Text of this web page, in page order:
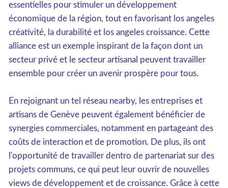
essentielles pour stimuler un développement
économique de la région, tout en favorisant los angeles
créativité, la durabilité et los angeles croissance. Cette
alliance est un exemple inspirant de la façon dont un
secteur privé et le secteur artisanal peuvent travailler
ensemble pour créer un avenir prospère pour tous.
En rejoignant un tel réseau nearby, les entreprises et
artisans de Genève peuvent également bénéficier de
synergies commerciales, notamment en partageant des
coûts de interaction et de promotion. De plus, ils ont
l'opportunité de travailler dentro de partenariat sur des
projets communs, ce qui peut leur ouvrir de nouvelles
views de développement et de croissance. Grâce à cette